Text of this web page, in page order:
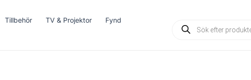
Tillbehör TV & Projektor
Fynd
search